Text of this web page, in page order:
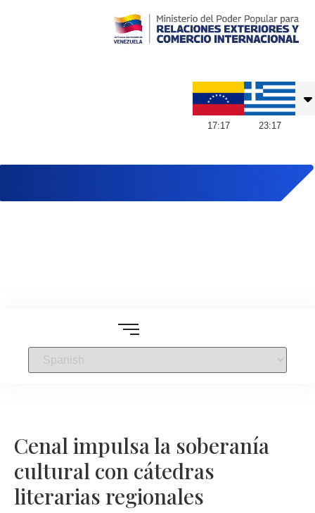
17:17 23:17
Cenal impulsa la soberanía
cultural con cátedras
literarias regionales